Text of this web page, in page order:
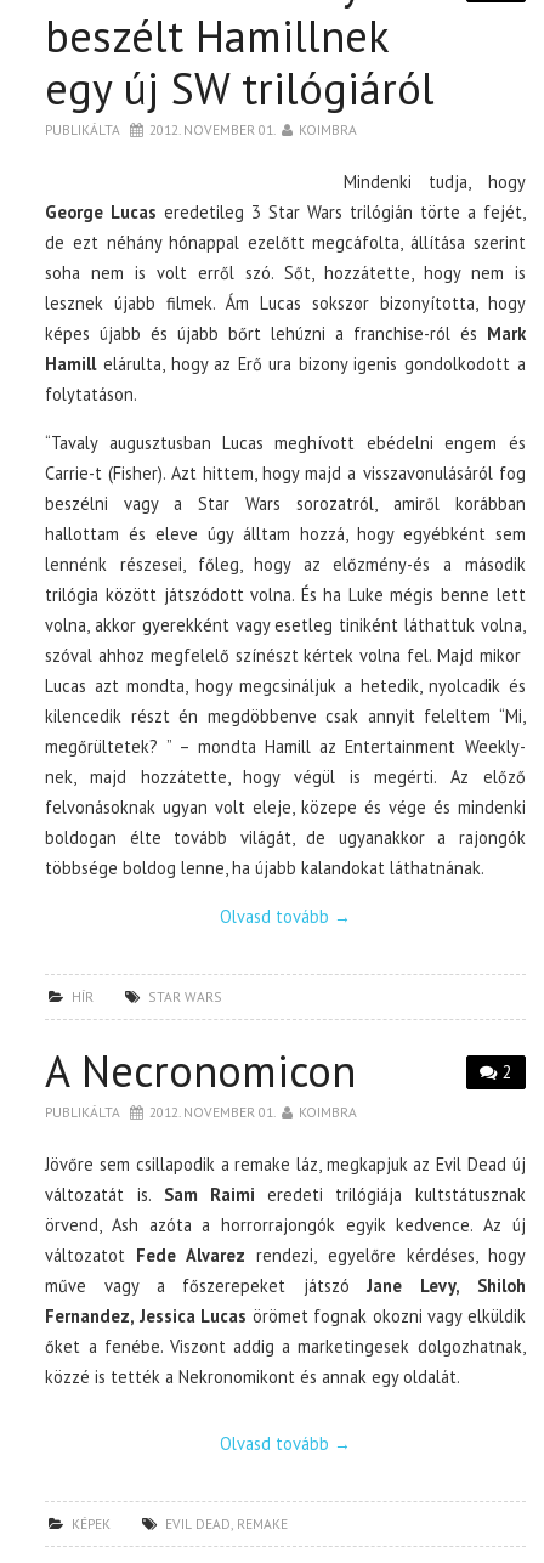
beszélt Hamillnek
egy új SW trilógiáról
PUBLIKÁLTA 2012. NOVEMBER 01. KOIMBRA
Mindenki tudja, hogy
George Lucas eredetileg 3 Star Wars trilógián törte a fejét,
de ezt néhány hónappal ezelőtt megcáfolta, állítása szerint
soha nem is volt erről szó. Sőt, hozzátette, hogy nem is
lesznek újabb filmek. Ám Lucas sokszor bizonyította, hogy
képes újabb és újabb bőrt lehúzni a franchise-ról és Mark
Hamillelárulta, hogy az Erő ura bizony igenis gondolkodott a
folytatáson.
“Tavaly augusztusban Lucas meghívott ebédelni engem és
Carrie-t (Fisher). Azt hittem, hogy majd a visszavonulásáról fog
beszélni vagy a Star Wars sorozatról, amiről korábban
hallottam és eleve úgy álltam hozzá, hogy egyébként sem
lennénk részesei, főleg, hogy az előzmény-és a második
trilógia között játszódott volna. És ha Luke mégis benne lett
volna, akkor gyerekként vagy esetleg tiniként láthattuk volna,
szóval ahhoz megfelelő színészt kértek volna fel. Majd mikor
Lucas azt mondta, hogy megcsináljuk a hetedik, nyolcadik és
kilencedik részt én megdöbbenve csak annyit feleltem “Mi,
megőrültetek? ” – mondta Hamill az Entertainment Weekly-
nek, majd hozzátette, hogy végül is megérti. Az előző
felvonásoknak ugyan volt eleje, közepe és vége és mindenki
boldogan élte tovább világát, de ugyanakkor a rajongók
többsége boldog lenne, ha újabb kalandokat láthatnának.
Olvasd tovább →
HÍR STAR WARS
2
A Necronomicon
PUBLIKÁLTA 2012. NOVEMBER 01. KOIMBRA
Jövőre sem csillapodik a remake láz, megkapjuk az Evil Dead új
változatát is. Sam Raimi eredeti trilógiája kultstátusznak
örvend, Ash azóta a horrorrajongók egyik kedvence. Az új
változatot Fede Alvarez rendezi, egyelőre kérdéses, hogy
műve vagy a főszerepeket játszó Jane Levy, Shiloh
Fernandez, Jessica Lucas örömet fognak okozni vagy elküldik
őket a fenébe. Viszont addig a marketingesek dolgozhatnak,
közzé is tették a Nekronomikont és annak egy oldalát.
Olvasd tovább →
KÉPEK EVIL DEAD REMAKE